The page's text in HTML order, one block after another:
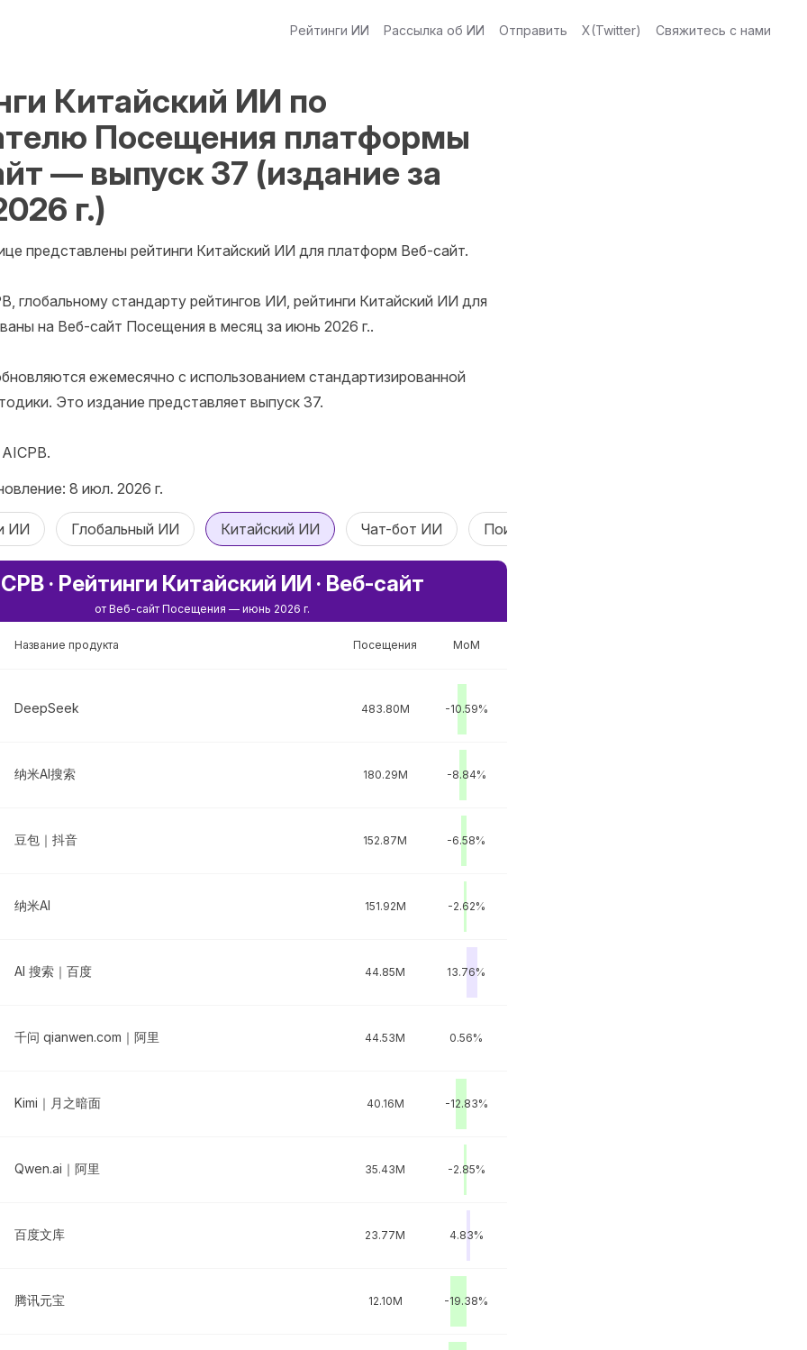
Рейтинги ИИ Рассылка об ИИ Отправить X(Twitter) Свяжитесь с нами
Китайский ИИ по
Посещения платформы
— выпуск 37 (издание за
г.)
представлены рейтинги Китайский ИИ для платформ Веб-сайт.
глобальному стандарту рейтингов ИИ, рейтинги Китайский ИИ для
на Веб-сайт Посещения в месяц за июнь 2026 г..
ежемесячно с использованием стандартизированной
Это издание представляет выпуск 37.
8 июл. 2026 г.
ИИ Глобальный ИИ Китайский ИИ Чат-бот ИИ Поиск AI
· Рейтинги Китайский ИИ · Веб-сайт
от Веб-сайт Посещения — июнь 2026 г.
Название продукта Посещения MoM
DeepSeek 483.80M -10.59%
纳米AI搜索 180.29M -8.84%
豆包｜抖音 152.87M -6.58%
纳米AI 151.92M -2.62%
AI 搜索｜百度 44.85M 13.76%
千问 qianwen.com｜阿里 44.53M 0.56%
Kimi｜月之暗面 40.16M -12.83%
Qwen.ai｜阿里 35.43M -2.85%
百度文库 23.77M 4.83%
腾讯元宝 12.10M -19.38%